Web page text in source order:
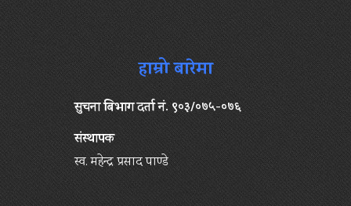
हाम्रो बारेमा
सुचना बिभाग दर्ता नं. ९०३/०७५-०७६
संस्थापक
स्व. महेन्द्र प्रसाद पाण्डे